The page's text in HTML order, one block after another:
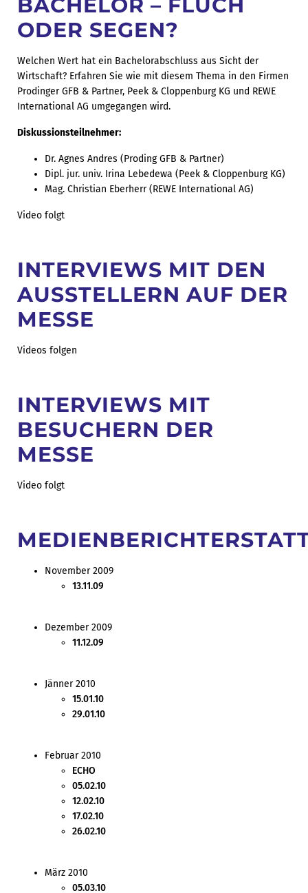
ODER SEGEN?
Welchen Wert hat ein Bachelorabschluss aus Sicht der
Wirtschaft? Erfahren Sie wie mit diesem Thema in den Firmen
Prodinger GFB & Partner, Peek & Cloppenburg KG und REWE
International AG umgegangen wird.
Diskussionsteilnehmer:
Dr. Agnes Andres (Proding GFB & Partner)
Dipl. jur. univ. Irina Lebedewa (Peek & Cloppenburg KG)
Mag. Christian Eberherr (REWE International AG)
Video folgt
INTERVIEWS MIT DEN
AUSSTELLERN AUF DER
MESSE
Videos folgen
INTERVIEWS MIT
BESUCHERN DER
MESSE
Video folgt
November 2009
13.11.09
Dezember 2009
11.12.09
Jänner 2010
15.01.10
29.01.10
Februar 2010
ECHO
05.02.10
12.02.10
17.02.10
26.02.10
März 2010
05.03.10